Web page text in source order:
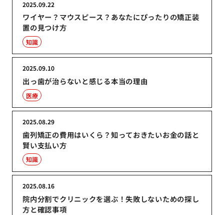
ワイヤー？マウスピース？あなたにぴったりの矯正装
置の見つけ方
2025.09.22
知識
出っ歯が治らないと感じる本当の理由
2025.09.10
医療
歯列矯正の費用はいくら？知っておきたいお金の話と
賢い支払い方
2025.08.29
知識
院内分割でクリニックを選ぶ！失敗しないための探し
方と確認事項
2025.08.16